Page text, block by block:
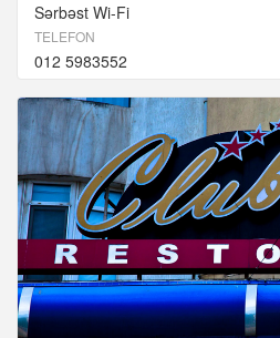
Sərbəst Wi-Fi
TELEFON
012 5983552